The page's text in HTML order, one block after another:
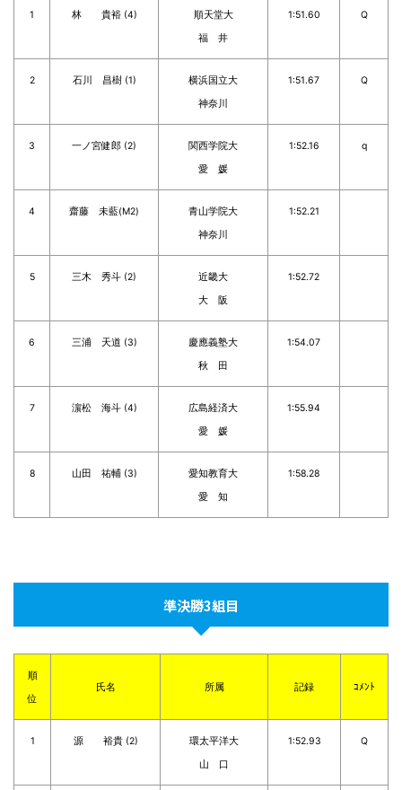
1 林 貴裕 (4)
順天堂大
福 井
1:51.60 Q
2 石川 昌樹 (1)
横浜国立大
神奈川
1:51.67 Q
3 一ノ宮健郎 (2)
関西学院大
愛 媛
1:52.16 q
4 齋藤 未藍(M2)
青山学院大
神奈川
1:52.21
5 三木 秀斗 (2)
近畿大
大 阪
1:52.72
6 三浦 天道 (3)
慶應義塾大
秋 田
1:54.07
7 濵松 海斗 (4)
広島経済大
愛 媛
1:55.94
8 山田 祐輔 (3)
愛知教育大
愛 知
1:58.28
準決勝3組目
順
位
氏名 所属 記録 ｺﾒﾝﾄ
1 源 裕貴 (2)
環太平洋大
山 口
1:52.93 Q